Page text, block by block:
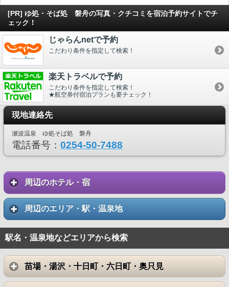
[PR] ゆ処・そば処 磐舟の写真・クチコミを宿泊予約サイトでチ
ェック！
じゃらんnetで予約
こだわり条件を指定して検索！
楽天トラベルで予約
こだわり条件を指定して検索！
★航空券付宿泊プランも要チェック！
現地連絡先
瀬波温泉 ゆ処そば処 磐舟
電話番号： 0254-50-7488
周辺のホテル・宿
周辺のエリア・駅・温泉地
駅名・温泉地などエリアから検索
苗場・湯沢・十日町・六日町・奥只見